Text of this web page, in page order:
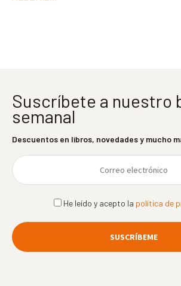
Suscríbete a nuestro
semanal
Descuentos en libros, novedades y mucho
He leído y acepto la política de